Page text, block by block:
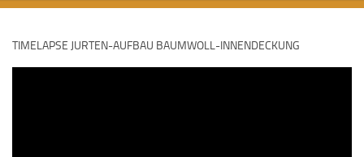
TIMELAPSE JURTEN-AUFBAU BAUMWOLL-INNENDECKUNG